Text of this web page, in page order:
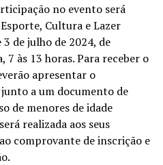
no evento será
Cultura e Lazer
de julho de 2024, de
às 13 horas. Para receber o
apresentar o
a um documento de
de menores de idade
realizada aos seus
comprovante de inscrição e